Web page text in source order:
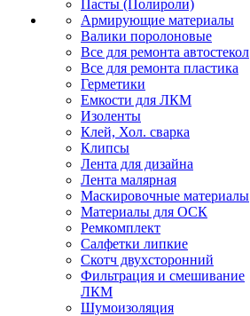
Пасты (Полироли)
Армирующие материалы
Валики поролоновые
Все для ремонта автостекол
Все для ремонта пластика
Герметики
Емкости для ЛКМ
Изоленты
Клей, Хол. сварка
Клипсы
Лента для дизайна
Лента малярная
Маскировочные материалы
Материалы для ОСК
Ремкомплект
Салфетки липкие
Скотч двухсторонний
Фильтрация и смешивание
ЛКМ
Шумоизоляция